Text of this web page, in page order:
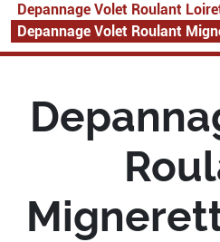
Depannage Volet Roulant
Depannage Volet Roulant